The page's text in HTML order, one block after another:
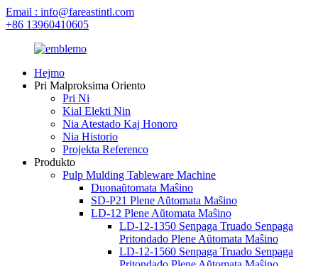
Email : info@fareastintl.com
+86 13960410605
Hejmo
Pri Malproksima Oriento
Pri Ni
Kial Elekti Nin
Nia Atestado Kaj Honoro
Nia Historio
Projekta Referenco
Produkto
Pulp Mulding Tableware Machine
Duonaŭtomata Maŝino
SD-P21 Plene Aŭtomata Maŝino
LD-12 Plene Aŭtomata Maŝino
LD-12-1350 Senpaga Truado Senpaga
Pritondado Plene Aŭtomata Maŝino
LD-12-1560 Senpaga Truado Senpaga